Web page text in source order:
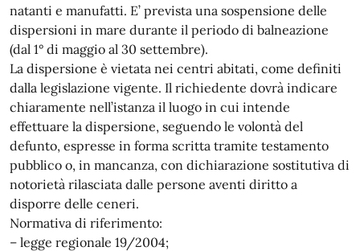
natanti e manufatti. E’ prevista una sospensione delle
dispersioni in mare durante il periodo di balneazione
(dal 1° di maggio al 30 settembre).
La dispersione è vietata nei centri abitati, come definiti
dalla legislazione vigente. Il richiedente dovrà indicare
chiaramente nell’istanza il luogo in cui intende
effettuare la dispersione, seguendo le volontà del
defunto, espresse in forma scritta tramite testamento
pubblico o, in mancanza, con dichiarazione sostitutiva di
notorietà rilasciata dalle persone aventi diritto a
disporre delle ceneri.
Normativa di riferimento:
– legge regionale 19/2004;